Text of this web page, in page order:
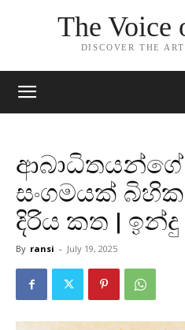
The Voice
DISCOVER THE
ආබාධිතයන්ගේ
සංගමයක්
දිරිය කත | ඉන්දු
By ransi - July 19, 2025